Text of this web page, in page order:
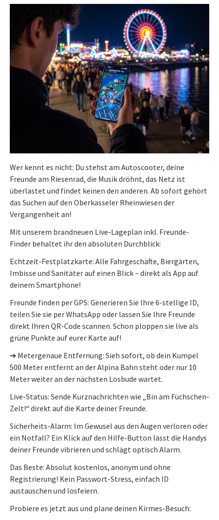
Wer kennt es nicht: Du stehst am Autoscooter, deine
Freunde am Riesenrad, die Musik dröhnt, das Netz ist
überlastet und findet keinen den anderen. Ab sofort gehört
das Suchen auf den Oberkasseler Rheinwiesen der
Vergangenheit an!
Mit unserem brandneuen Live-Lageplan inkl. Freunde-
Finder behaltet ihr den absoluten Durchblick:
Echtzeit-Festplatzkarte: Alle Fahrgeschäfte, Biergärten,
Imbisse und Sanitäter auf einen Blick – direkt als App auf
deinem Smartphone!
Freunde finden per GPS: Generieren Sie Ihre 6-stellige ID,
teilen Sie sie per WhatsApp oder lassen Sie Ihre Freunde
direkt Ihren QR-Code scannen. Schon ploppen sie live als
grüne Punkte auf eurer Karte auf!
➔ Metergenaue Entfernung: Sieh sofort, ob dein Kumpel
500 Meter entfernt an der Alpina Bahn steht oder nur 10
Meter weiter an der nächsten Losbude wartet.
Live-Status: Sende Kurznachrichten wie „Bin am Füchschen-
Zelt!“ direkt auf die Karte deiner Freunde.
Sicherheits-Alarm: Im Gewusel aus den Augen verloren oder
ein Notfall? Ein Klick auf den Hilfe-Button lässt die Handys
deiner Freunde vibrieren und schlägt optisch Alarm.
Das Beste: Absolut kostenlos, anonym und ohne
Registrierung! Kein Passwort-Stress, einfach ID
austauschen und losfeiern.
Probiere es jetzt aus und plane deinen Kirmes-Besuch: